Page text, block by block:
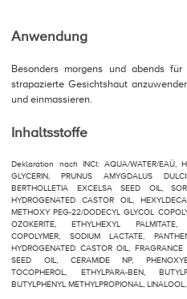
Anwendung
Besonders morgens und abends
strapazierte Gesichtshaut
und einmassieren.
Inhaltsstoffe
Deklaration nach INCI: AQUA/WATER/EAÜ,
GLYCERIN, PRUNUS AMYGDALUS
BERTHOLLETIA EXCELSA SEED OIL,
HYDROGENATED CASTOR OIL,
METHOXY PEG-22/DODECYL GLYCOL
OZOKERITE, ETHYLHEXYL
COPOLYMER, SODIUM LACTATE,
HYDROGENATED CASTOR OIL, FRAGRANCE
SEED OIL, CERAMIDE NP,
TOCOPHEROL, ETHYLPARA-BEN,
BUTYLPHENYL METHYLPROPIONAL,